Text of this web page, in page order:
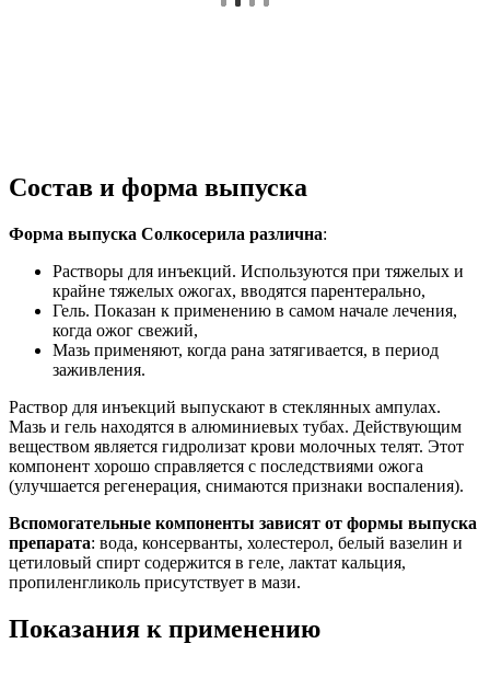
Состав и форма выпуска
Форма выпуска Солкосерила различна:
Растворы для инъекций. Используются при тяжелых и
крайне тяжелых ожогах, вводятся парентерально,
Гель. Показан к применению в самом начале лечения,
когда ожог свежий,
Мазь применяют, когда рана затягивается, в период
заживления.
Раствор для инъекций выпускают в стеклянных ампулах.
Мазь и гель находятся в алюминиевых тубах. Действующим
веществом является гидролизат крови молочных телят. Этот
компонент хорошо справляется с последствиями ожога
(улучшается регенерация, снимаются признаки воспаления).
Вспомогательные компоненты зависят от формы выпуска
препарата: вода, консерванты, холестерол, белый вазелин и
цетиловый спирт содержится в геле, лактат кальция,
пропиленгликоль присутствует в мази.
Показания к применению